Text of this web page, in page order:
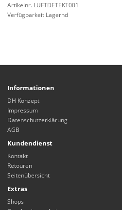
Artikelnr. LUFTDETEKT001
Verfügbarkeit Lagernd
Informationen
DH Konzept
Impressum
Datenschutzerklärung
AGB
Kundendienst
Kontakt
Retouren
Seitenübersicht
Extras
Shops